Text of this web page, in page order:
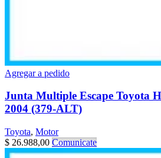
Agregar a pedido
Junta Multiple Escape Toyota
2004 (379-ALT)
Toyota, Motor
$ 26.988,00 Comunicate